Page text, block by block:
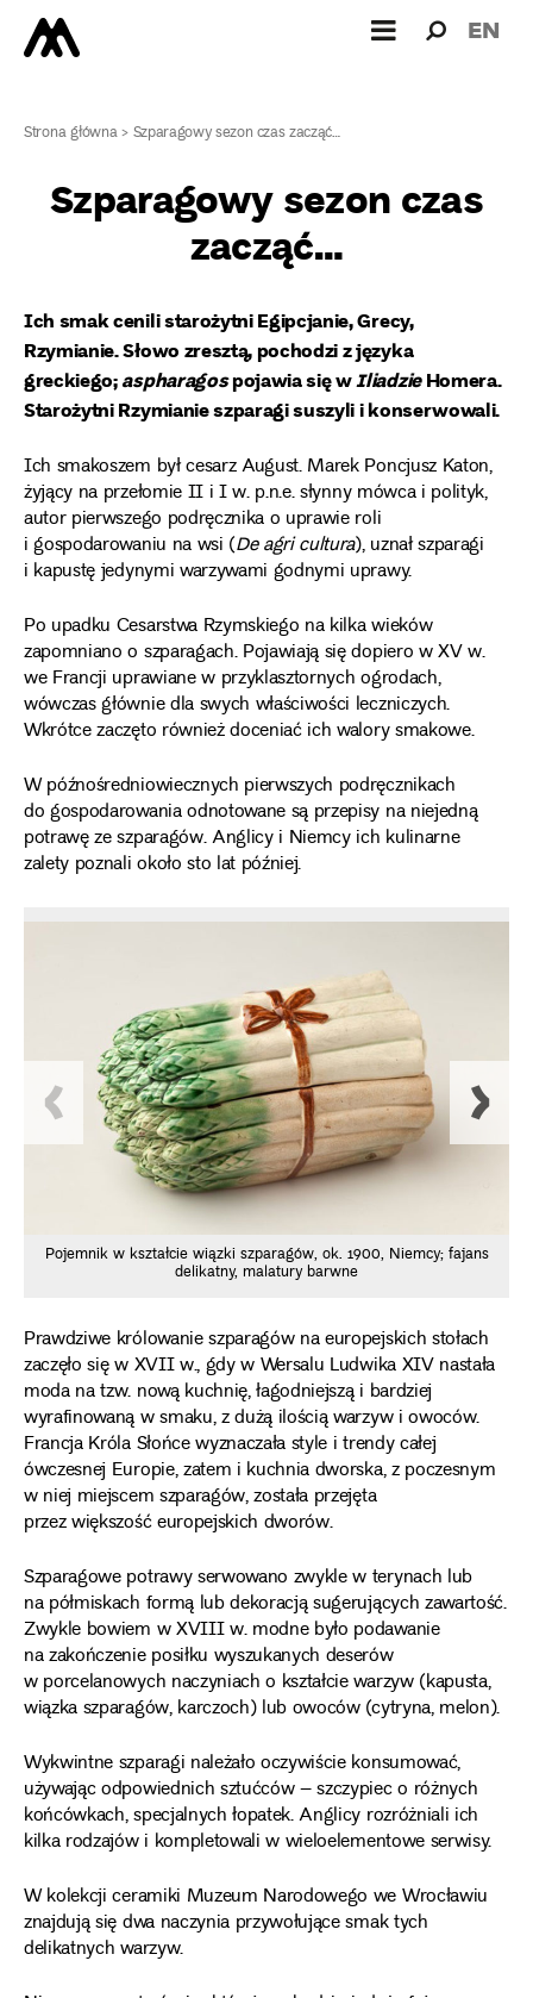
dla: EN
Strona główna>Szparagowy sezon czas zacząć…
Szparagowy sezon czas
zacząć…
Ich smak cenili starożytni Egipcjanie, Grecy,
Rzymianie. Słowo zresztą, pochodzi z języka
greckiego;aspharagospojawia się wIliadzieHomera.
Starożytni Rzymianie szparagi suszyli i konserwowali.
Ich smakoszem był cesarz August. Marek Poncjusz Katon,
żyjący na przełomie II i I w. p.n.e. słynny mówca i polityk,
autor pierwszego podręcznika o uprawie roli
i gospodarowaniu na wsi (De agri cultura), uznał szparagi
i kapustę jedynymi warzywami godnymi uprawy.
Po upadku Cesarstwa Rzymskiego na kilka wieków
zapomniano o szparagach. Pojawiają się dopiero w XV w.
we Francji uprawiane w przyklasztornych ogrodach,
wówczas głównie dla swych właściwości leczniczych.
Wkrótce zaczęto również doceniać ich walory smakowe.
W późnośredniowiecznych pierwszych podręcznikach
do gospodarowania odnotowane są przepisy na niejedną
potrawę ze szparagów. Anglicy i Niemcy ich kulinarne
zalety poznali około sto lat później.
Pojemnik w kształcie wiązki szparagów, ok. 1900, Niemcy; fajans
delikatny, malatury barwne
Prawdziwe królowanie szparagów na europejskich stołach
zaczęło się w XVII w., gdy w Wersalu Ludwika XIV nastała
moda na tzw. nową kuchnię, łagodniejszą i bardziej
wyrafinowaną w smaku, z dużą ilością warzyw i owoców.
Francja Króla Słońce wyznaczała style i trendy całej
ówczesnej Europie, zatem i kuchnia dworska, z poczesnym
w niej miejscem szparagów, została przejęta
przez większość europejskich dworów.
Szparagowe potrawy serwowano zwykle w terynach lub
na półmiskach formą lub dekoracją sugerujących zawartość.
Zwykle bowiem w XVIII w. modne było podawanie
na zakończenie posiłku wyszukanych deserów
w porcelanowych naczyniach o kształcie warzyw (kapusta,
wiązka szparagów, karczoch) lub owoców (cytryna, melon).
Wykwintne szparagi należało oczywiście konsumować,
używając odpowiednich sztućców – szczypiec o różnych
końcówkach, specjalnych łopatek. Anglicy rozróżniali ich
kilka rodzajów i kompletowali w wieloelementowe serwisy.
W kolekcji ceramiki Muzeum Narodowego we Wrocławiu
znajdują się dwa naczynia przywołujące smak tych
delikatnych warzyw.